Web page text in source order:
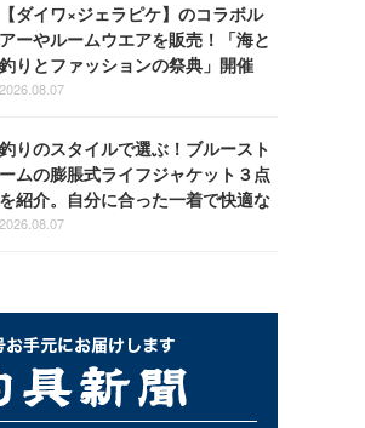
【ダイワ×ジェラピケ】のコラボル
アーやルームウエアを販売！「海と
釣りとファッションの祭典」開催
2026.08.07
釣りのスタイルで選ぶ！ブルースト
ームの膨脹式ライフジャケット３点
を紹介。自分に合った一着で快適な
釣りを
2026.08.07